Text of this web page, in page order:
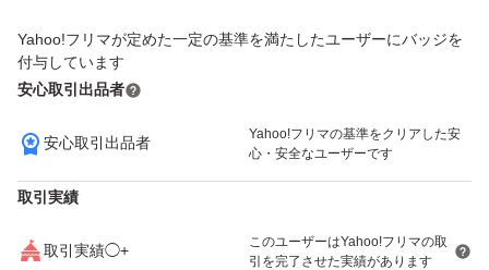
Yahoo!フリマが定めた一定の基準を満たしたユーザーにバッジを
付与しています
安心取引出品者
安心取引出品者
Yahoo!フリマの基準をクリアした安
心・安全なユーザーです
取引実績
取引実績◯+
このユーザーはYahoo!フリマの取
引を完了させた実績があります
1,300円 いいね！
1,200円